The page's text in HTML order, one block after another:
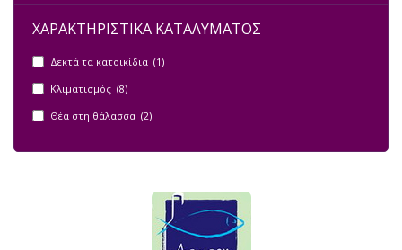
ΧΑΡΑΚΤΗΡΙΣΤΙΚΑ ΚΑΤΑΛΥΜΑΤΟΣ
Δεκτά τα κατοικίδια (1)
Κλιματισμός (8)
Θέα στη θάλασσα (2)